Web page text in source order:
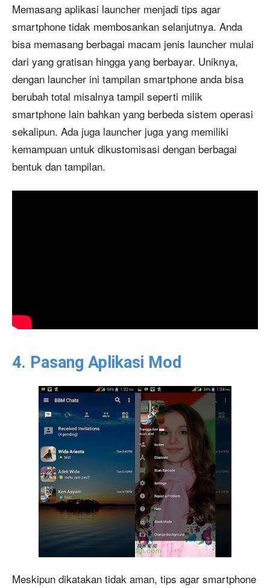
Memasang aplikasi launcher menjadi tips agar
smartphone tidak membosankan selanjutnya. Anda
bisa memasang berbagai macam jenis launcher mulai
dari yang gratisan hingga yang berbayar. Uniknya,
dengan launcher ini tampilan smartphone anda bisa
berubah total misalnya tampil seperti milik
smartphone lain bahkan yang berbeda sistem operasi
sekalipun. Ada juga launcher juga yang memiliki
kemampuan untuk dikustomisasi dengan berbagai
bentuk dan tampilan.
4. Pasang Aplikasi Mod
Meskipun dikatakan tidak aman, tips agar smartphone